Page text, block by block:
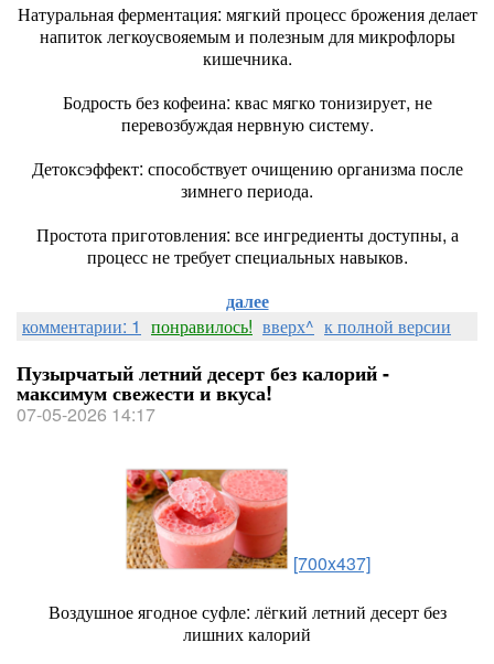
Натуральная ферментация: мягкий процесс брожения делает
напиток легкоусвояемым и полезным для микрофлоры
кишечника.
Бодрость без кофеина: квас мягко тонизирует, не
перевозбуждая нервную систему.
Детоксэффект: способствует очищению организма после
зимнего периода.
Простота приготовления: все ингредиенты доступны, а
процесс не требует специальных навыков.
далее
комментарии: 1 понравилось! вверх^ к полной версии
Пузырчатый летний десерт без калорий -
максимум свежести и вкуса!
07-05-2026 14:17
[700x437]
Воздушное ягодное суфле: лёгкий летний десерт без
лишних калорий